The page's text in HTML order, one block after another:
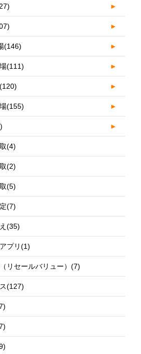
►
►
(146) ►
(111) ►
(120) ►
(155) ►
►
(4)
(2)
(5)
(7)
(35)
プリ(1)
リセールバリュー）(7)
(127)